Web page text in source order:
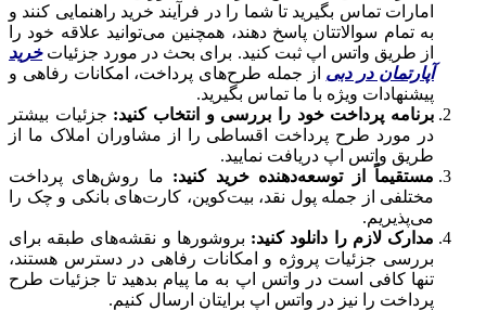
امارات تماس بگیرید تا شما را در فرآیند خرید راهنمایی کنند و
به تمام سوالاتتان پاسخ دهند، همچنین می‌توانید علاقه خود را
از طریق واتس اپ ثبت کنید. برای بحث در مورد جزئیاتخرید
آپارتمان در دبی از جمله طرح‌های پرداخت، امکانات رفاهی و
پیشنهادات ویژه با ما تماس بگیرید.
برنامه پرداخت خود را بررسی و انتخاب کنید: جزئیات بیشتر
در مورد طرح پرداخت اقساطی را از مشاوران املاک ما از
طریق واتس اپ دریافت نمایید.
مستقیماً از توسعه‌دهنده خرید کنید: ما روش‌های پرداخت
مختلفی از جمله پول نقد، بیت‌کوین، کارت‌های بانکی و چک را
می‌پذیریم.
مدارک لازم را دانلود کنید: بروشورها و نقشه‌های طبقه برای
بررسی جزئیات پروژه و امکانات رفاهی در دسترس هستند،
تنها کافی است در واتس اپ به ما پیام بدهید تا جزئیات طرح
پرداخت را نیز در واتس اپ برایتان ارسال کنیم.